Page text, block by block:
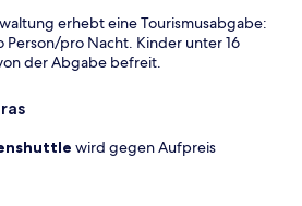
erhebt eine Tourismusabgabe:
Person/pro Nacht. Kinder unter 16
der Abgabe befreit.
wird gegen Aufpreis